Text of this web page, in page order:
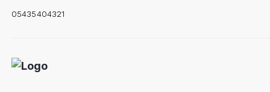
05435404321